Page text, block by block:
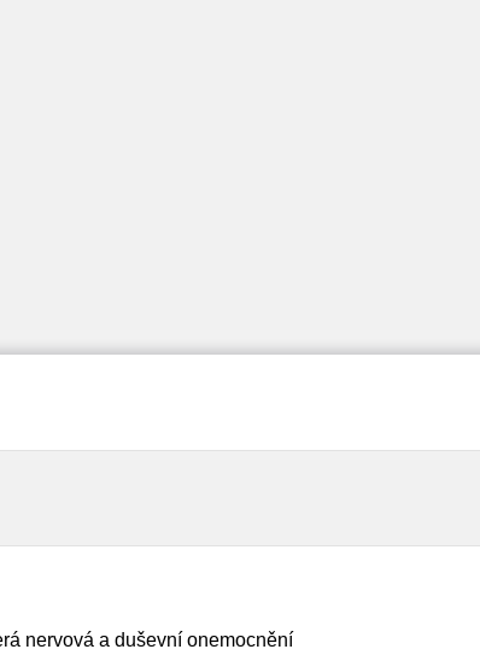
nervová a duševní onemocnění